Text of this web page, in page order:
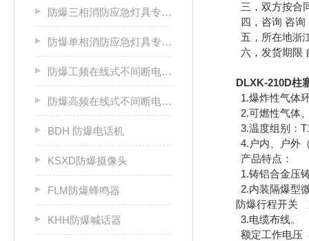
防爆三相消防应急灯具专用应急电源箱
防爆单相消防应急灯具专用应急电源箱
防爆工频在线式不间断电源箱
防爆高频在线式不间断电源箱
BDH 防爆电话机
KSXD防爆摄像头
FLM防爆蜂鸣器
KHH防爆喊话器
三，双方按合同
四，咨询 咨询
五，所在地浙
六，发货期限
DLXK-210D柱
1.爆炸性气体环
2.可燃性气体、
3.温度组别：
4.户内、户外（
产品特点：
1.铸铝合金压铸
2.内装隔爆型微
防爆行程开关
3.电缆布线。
额定工作电压